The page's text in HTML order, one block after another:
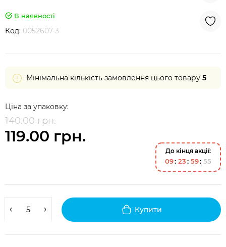
В наявності
Код: 0052607-3
Мінімальна кількість замовлення цього товару 5
Ціна за упаковку:
140.00 грн.
119.00 грн.
До кінця акції:
09 23 59 54
Купити